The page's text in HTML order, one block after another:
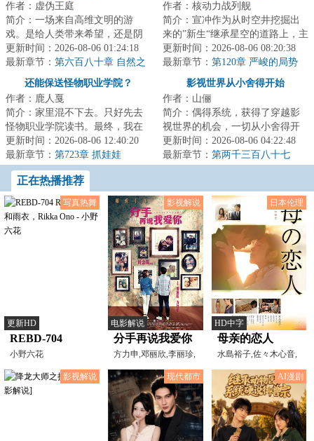
作者：虚伪王庭
简介：一场来自高维文明的游
戏。是给人类带来希望，还是阴
谋？面对即将熄灭的文明。是帮
助点燃火种，还是...
更新时间：2026-08-06 01:24:18
最新章节： 第六百八十章 自然之
城（为白银盟主冰衫沐雪加更）
（四合一）
作者：核动力战列舰
简介：宣冲作为从时空井挖掘出
来的”新生“继承星空的道路上，主
打一个自信。功课能做得好，炮
火顶得住，...
更新时间：2026-08-06 08:20:38
最新章节： 第120章 严峻的局势
还能保送怪物职业学院？
作者：鹿人戛
简介：家里混不下去。只好先去
怪物职业学院读书。最终，我在
大家一声声天才的称赞中迷失了
自己，走上了不...
更新时间：2026-08-06 12:40:20
最新章节： 第723章 抓娃娃
影视世界从小舍得开始
作者：山俪
简介：偶得系统，获得了穿越影
视世界的机会，一切从小舍得开
始！（穿越以都市世界为主，比
如小舍得，咱们...
更新时间：2026-08-06 04:22:48
最新章节： 第两千三百八十七
正在热播推荐
写真热舞
更新HD
REBD-704
Rikka2 雨伞和雨
衣，Rikka Ono -
小野六花
小野六花
影视解说
电影解说
分手再说我爱你
[电影解说]
方力申,邓丽欣,李丽珍,
邵仲衡,张继聪,唐宁,
日本伦理
HD中字
母亲的恋人
水島裕子,佐々木心音,
菅原昌規,鈴木智絵,日
影视解说
现代都市 AI漫剧